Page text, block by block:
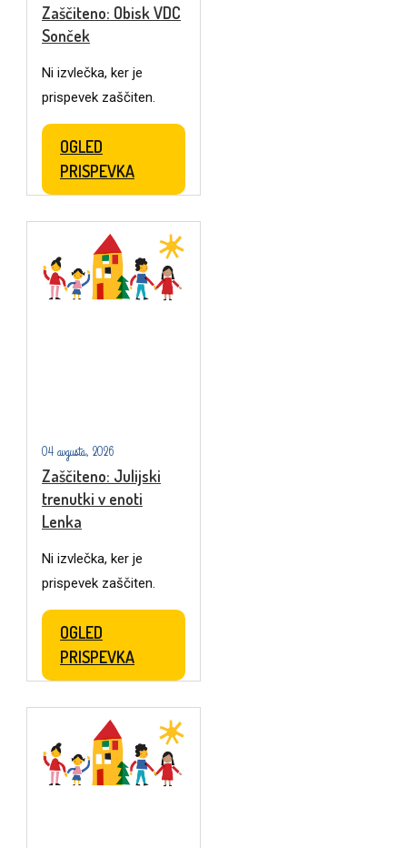
Zaščiteno: Obisk VDC
Sonček
Ni izvlečka, ker je
prispevek zaščiten.
OGLED
PRISPEVKA
04 avgusta, 2026
Zaščiteno: Julijski
trenutki v enoti
Lenka
Ni izvlečka, ker je
prispevek zaščiten.
OGLED
PRISPEVKA